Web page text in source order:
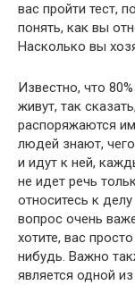
вас пройти тест,
понять, как вы
Насколько вы
Известно, что
живут, так
распоряжаются
людей знают,
и идут к ней,
не идет речь
относитесь к
вопрос очень
хотите, вас
нибудь. Важно
является одной